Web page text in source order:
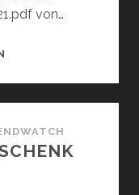
von…
ADDRESS